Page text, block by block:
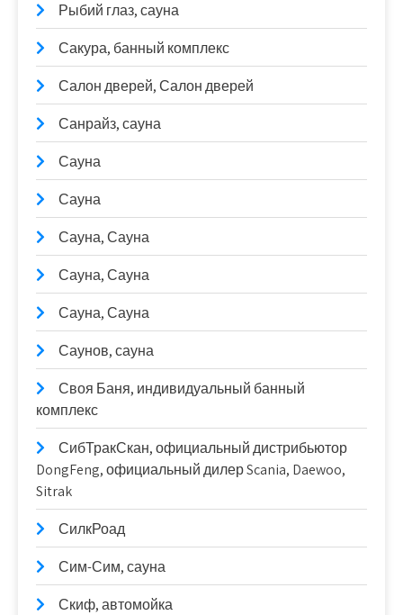
Рыбий глаз, сауна
Сакура, банный комплекс
Салон дверей, Салон дверей
Санрайз, сауна
Сауна
Сауна
Сауна, Сауна
Сауна, Сауна
Сауна, Сауна
Саунов, сауна
Своя Баня, индивидуальный банный
комплекс
СибТракСкан, официальный дистрибьютор
DongFeng, официальный дилер Scania, Daewoo,
Sitrak
СилкРоад
Сим-Сим, сауна
Скиф, автомойка